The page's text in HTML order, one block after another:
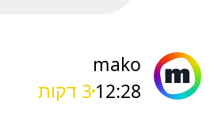
mako
12:28 3 דקות